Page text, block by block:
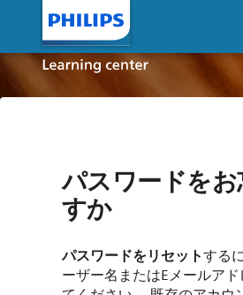
ン
コ
ン
テ
パスワードを
すか
パスワードをリセットする
ーザー名またはEメールア